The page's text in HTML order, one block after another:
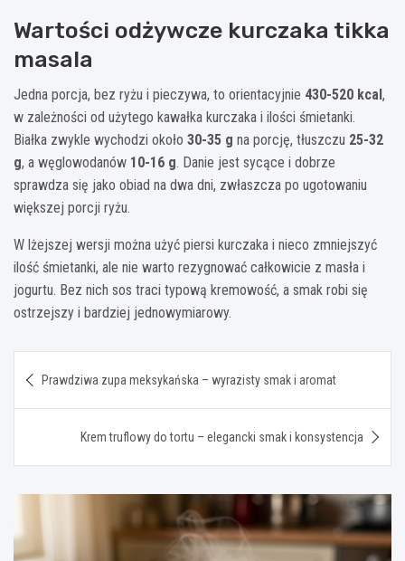
Wartości odżywcze kurczaka tikka
masala
Jedna porcja, bez ryżu i pieczywa, to orientacyjnie 430-520 kcal,
w zależności od użytego kawałka kurczaka i ilości śmietanki.
Białka zwykle wychodzi około 30-35 g na porcję, tłuszczu 25-32
g, a węglowodanów 10-16 g. Danie jest sycące i dobrze
sprawdza się jako obiad na dwa dni, zwłaszcza po ugotowaniu
większej porcji ryżu.
W lżejszej wersji można użyć piersi kurczaka i nieco zmniejszyć
ilość śmietanki, ale nie warto rezygnować całkowicie z masła i
jogurtu. Bez nich sos traci typową kremowość, a smak robi się
ostrzejszy i bardziej jednowymiarowy.
wpisu
Prawdziwa zupa meksykańska – wyrazisty smak i aromat
Krem truflowy do tortu – elegancki smak i konsystencja